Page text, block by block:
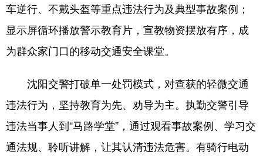
四川 贵州 云南 西藏
陕西 甘肃 青海 宁夏
新疆 内蒙古 黑龙江
多语种频道
English Español Français عربى
Русский язык 日本語 한국어
车逆行、不戴头盔等重点违法行为及典型事故案例；
显示屏循环播放警示教育片，宣教物资摆放有序，成
为群众家门口的移动交通安全课堂。
沈阳交警打破单一处罚模式，对查获的轻微交通
违法行为，坚持教育为先、劝导为主。执勤交警引导
违法当事人到“马路学堂”，通过观看事故案例、学习交
通法规、聆听讲解，让其认清违法危害。有骑行电动